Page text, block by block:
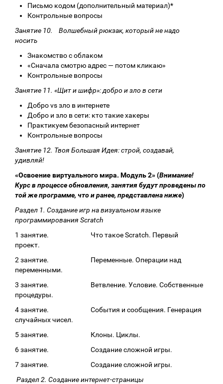
Письмо кодом (дополнительный материал)*
Контрольные вопросы
Занятие 10. Волшебный рюкзак, который не надо
носить
Знакомство с облаком
«Сначала смотрю адрес — потом кликаю»
Контрольные вопросы
Занятие 11. «Щит и шифр»: добро и зло в сети
Добро vs зло в интернете
Добро и зло в сети: кто такие хакеры
Практикуем безопасный интернет
Контрольные вопросы
Занятие 12. Твоя Большая Идея: строй, создавай,
удивляй!
«Освоение виртуального мира. Модуль 2» (Внимание!
Курс в процессе обновления, занятия будут проведены по
той же программе, что и ранее, представлена ниже)
Раздел 1. Создание игр на визуальном языке
программирования Scratch
1 занятие. Что такое Scratch. Первый
проект.
2 занятие. Переменные. Операции над
переменными.
3 занятие. Ветвление. Условие. Собственные
процедуры.
4 занятие. События и сообщения. Генерация
случайных чисел.
5 занятие. Клоны. Циклы.
6 занятие. Создание сложной игры.
7 занятие. Создание сложной игры.
Раздел 2. Создание интернет-страницы